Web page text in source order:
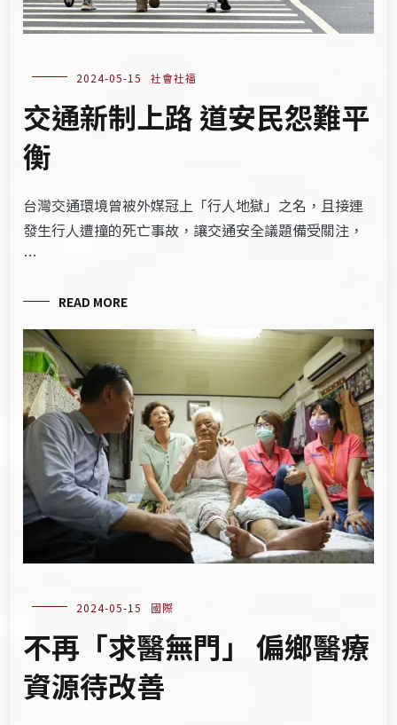
2024-05-15 社會社福
交通新制上路 道安民怨難平
衡
台灣交通環境曾被​外媒​冠上「行人地獄」之名，且接連
發生行人遭撞的死亡事故，讓交通安全議題備受關注，
…
READ MORE
2024-05-15 國際
不再「求醫無門」 偏鄉醫療
資源待改善